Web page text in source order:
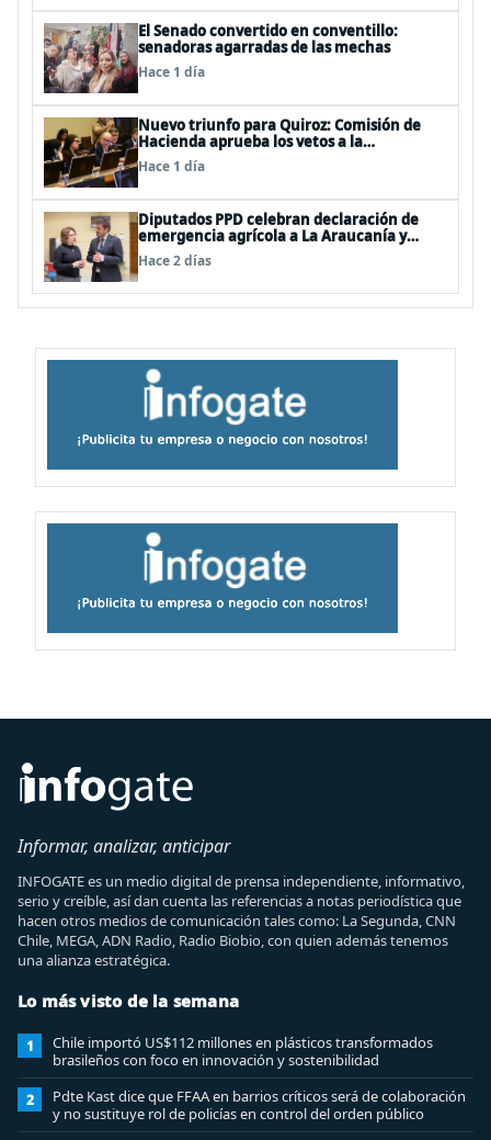
El Senado convertido en conventillo:
senadoras agarradas de las mechas
Hace 1 día
Nuevo triunfo para Quiroz: Comisión de
Hacienda aprueba los vetos a la
Megarreforma
Hace 1 día
Diputados PPD celebran declaración de
emergencia agrícola a La Araucanía y
piden agilizar ayudas económicas a
familias
Hace 2 días
Informar, analizar, anticipar
INFOGATE es un medio digital de prensa independiente, informativo,
serio y creíble, así dan cuenta las referencias a notas periodística que
hacen otros medios de comunicación tales como: La Segunda, CNN
Chile, MEGA, ADN Radio, Radio Biobio, con quien además tenemos
una alianza estratégica.
Lo más visto de la semana
1
Chile importó US$112 millones en plásticos transformados
brasileños con foco en innovación y sostenibilidad
2
Pdte Kast dice que FFAA en barrios críticos será de colaboración
y no sustituye rol de policías en control del orden público